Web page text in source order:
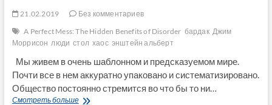
21.02.2019
Без комментариев
A Perfect Mess: The Hidden Benefits of Disorder бардак Джим
Моррисон люди стол хаос энштейн альберт
Мы живем в очень шаблонном и предсказуемом мире.
Почти все в нем аккуратно упаковано и систематизировано.
Общество постоянно стремится во что бы то ни…
Смотреть большеПочему